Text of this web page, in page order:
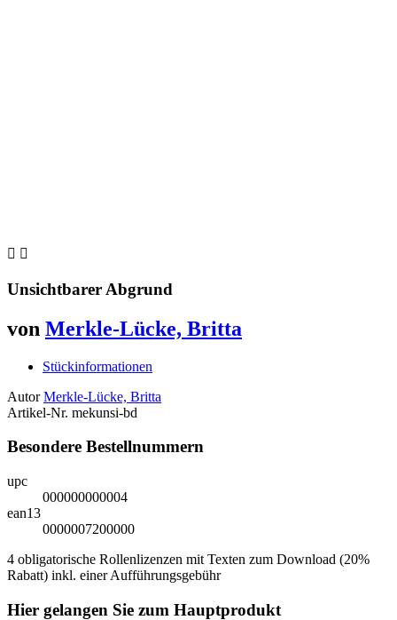
 
Unsichtbarer Abgrund
von Merkle-Lücke, Britta
Stückinformationen
Autor Merkle-Lücke, Britta
Artikel-Nr. mekunsi-bd
Besondere Bestellnummern
upc
000000000004
ean13
0000007200000
4 obligatorische Rollenlizenzen mit Texten zum Download (20%
Rabatt) inkl. einer Aufführungsgebühr
Hier gelangen Sie zum Hauptprodukt